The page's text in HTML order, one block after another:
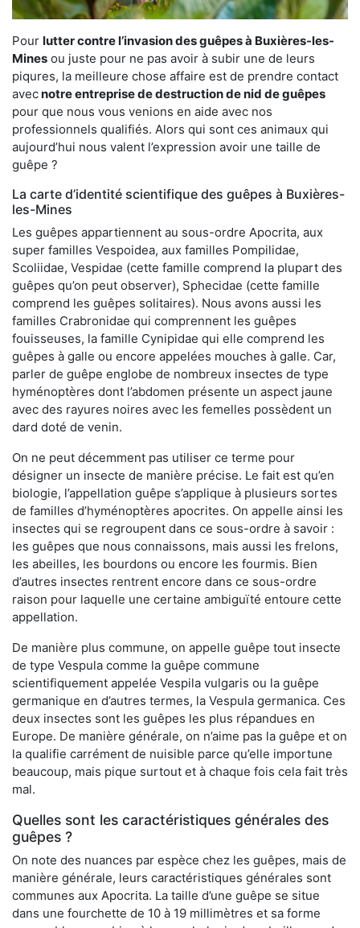
Pour lutter contre l’invasion des guêpes à Buxières-les-
Mines ou juste pour ne pas avoir à subir une de leurs
piqures, la meilleure chose affaire est de prendre contact
avecnotre entreprise de destruction de nid de guêpes
pour que nous vous venions en aide avec nos
professionnels qualifiés. Alors qui sont ces animaux qui
aujourd’hui nous valent l’expression avoir une taille de
guêpe ?
La carte d’identité scientifique des guêpes à Buxières-
les-Mines
Les guêpes appartiennent au sous-ordre Apocrita, aux
super familles Vespoidea, aux familles Pompilidae,
Scoliidae, Vespidae (cette famille comprend la plupart des
guêpes qu’on peut observer), Sphecidae (cette famille
comprend les guêpes solitaires). Nous avons aussi les
familles Crabronidae qui comprennent les guêpes
fouisseuses, la famille Cynipidae qui elle comprend les
guêpes à galle ou encore appelées mouches à galle. Car,
parler de guêpe englobe de nombreux insectes de type
hyménoptères dont l’abdomen présente un aspect jaune
avec des rayures noires avec les femelles possèdent un
dard doté de venin.
On ne peut décemment pas utiliser ce terme pour
désigner un insecte de manière précise. Le fait est qu’en
biologie, l’appellation guêpe s’applique à plusieurs sortes
de familles d’hyménoptères apocrites. On appelle ainsi les
insectes qui se regroupent dans ce sous-ordre à savoir :
les guêpes que nous connaissons, mais aussi les frelons,
les abeilles, les bourdons ou encore les fourmis. Bien
d’autres insectes rentrent encore dans ce sous-ordre
raison pour laquelle une certaine ambiguïté entoure cette
appellation.
De manière plus commune, on appelle guêpe tout insecte
de type Vespula comme la guêpe commune
scientifiquement appelée Vespila vulgaris ou la guêpe
germanique en d’autres termes, la Vespula germanica. Ces
deux insectes sont les guêpes les plus répandues en
Europe. De manière générale, on n’aime pas la guêpe et on
la qualifie carrément de nuisible parce qu’elle importune
beaucoup, mais pique surtout et à chaque fois cela fait très
mal.
Quelles sont les caractéristiques générales des
guêpes ?
On note des nuances par espèce chez les guêpes, mais de
manière générale, leurs caractéristiques générales sont
communes aux Apocrita. La taille d’une guêpe se situe
dans une fourchette de 10 à 19 millimètres et sa forme